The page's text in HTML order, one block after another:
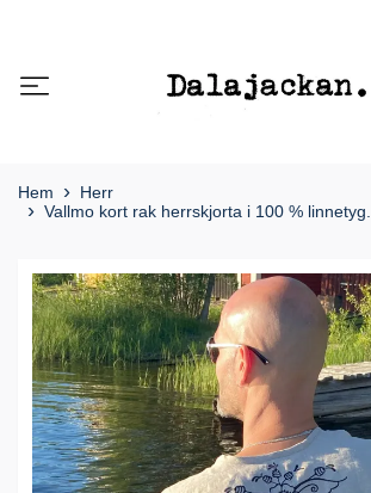
Hem
Herr
Vallmo kort rak herrskjorta i 100 %